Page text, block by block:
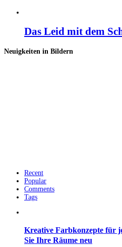
Das Leid mit dem
Neuigkeiten in Bildern
Recent
Popular
Comments
Tags
Kreative Farbkonzepte für
Sie Ihre Räume neu